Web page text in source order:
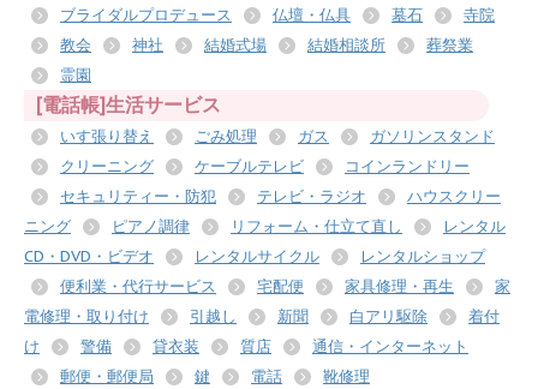
ブライダルプロデュース 仏壇・仏具 墓石
寺院
教会
神社 結婚式場 結婚相談所
葬祭業
霊園
[電話帳]生活サービス
いす張り替え ごみ処理 ガス
ガソリンスタンド
クリーニング
ケーブルテレビ
コインランドリー
セキュリティー・防犯
テレビ・ラジオ
ハウスクリー
ニング
ピアノ調律 リフォーム・仕立て直し
レンタル
CD・DVD・ビデオ
レンタルサイクル
レンタルショップ
便利業・代行サービス
宅配便 家具修理・再生
家
電修理・取り付け
引越し 新聞 白アリ駆除
着付
け
警備 貸衣装 質店
通信・インターネット
郵便・郵便局
鍵 電話 靴修理